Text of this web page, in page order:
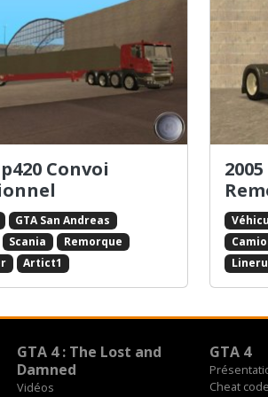
Convoi
GTA San Andreas
Scania
Remorque
Artict1
GTA 4 : The Lost and
Damned
Vidéos
GTA 4
Cheat